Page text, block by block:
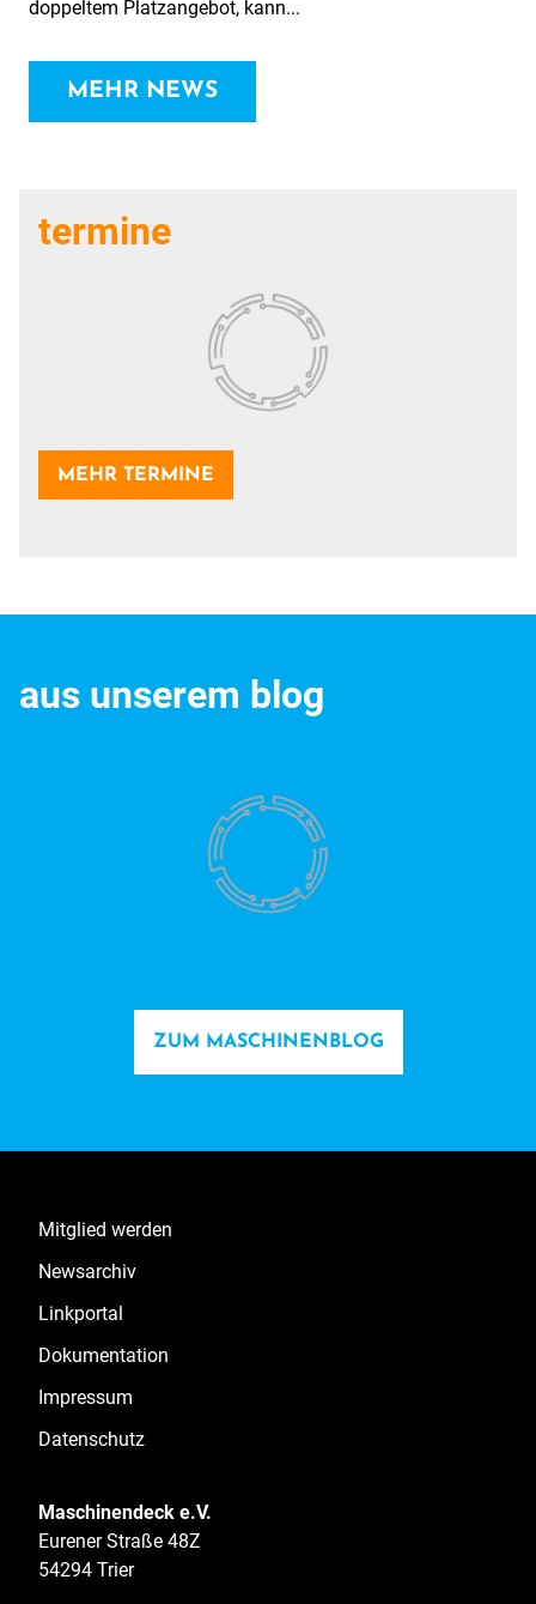
doppeltem Platzangebot, kann...
MEHR NEWS
termine
MEHR TERMINE
aus unserem blog
ZUM MASCHINENBLOG
Mitglied werden
Newsarchiv
Linkportal
Dokumentation
Impressum
Datenschutz
Maschinendeck e.V.
Eurener Straße 48Z
54294 Trier